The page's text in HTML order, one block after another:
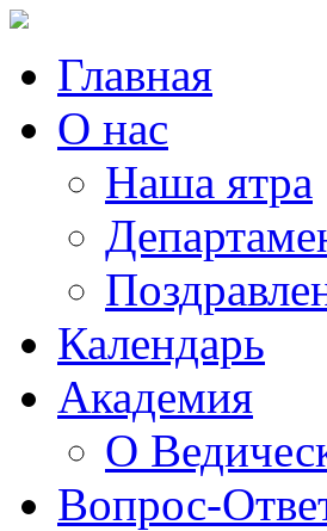
Главная
О нас
Наша ятра
Календарь
Академия
О
Вопрос-